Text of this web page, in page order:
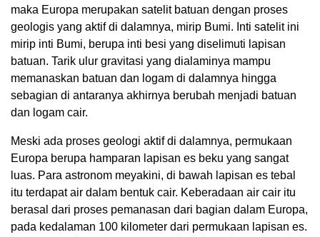
maka Europa merupakan satelit batuan dengan proses
geologis yang aktif di dalamnya, mirip Bumi. Inti satelit ini
mirip inti Bumi, berupa inti besi yang diselimuti lapisan
batuan. Tarik ulur gravitasi yang dialaminya mampu
memanaskan batuan dan logam di dalamnya hingga
sebagian di antaranya akhirnya berubah menjadi batuan
dan logam cair.
Meski ada proses geologi aktif di dalamnya, permukaan
Europa berupa hamparan lapisan es beku yang sangat
luas. Para astronom meyakini, di bawah lapisan es tebal
itu terdapat air dalam bentuk cair. Keberadaan air cair itu
berasal dari proses pemanasan dari bagian dalam Europa,
pada kedalaman 100 kilometer dari permukaan lapisan es.